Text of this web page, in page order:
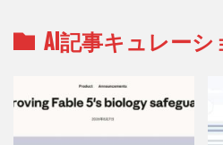
AI記事キュレーシ